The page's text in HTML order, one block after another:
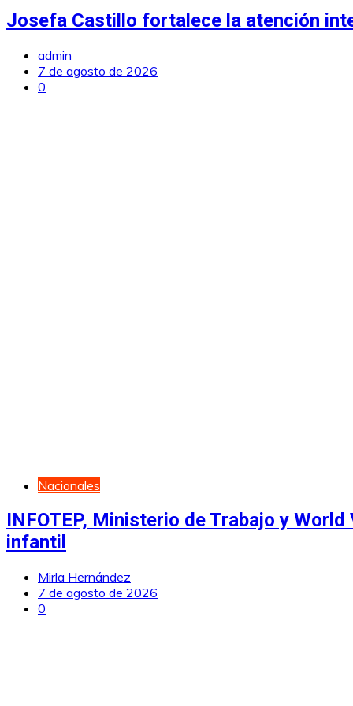
Josefa Castillo fortalece la atención
admin
7 de agosto de 2026
0
Nacionales
INFOTEP, Ministerio de Trabajo y
infantil
Mirla Hernández
7 de agosto de 2026
0